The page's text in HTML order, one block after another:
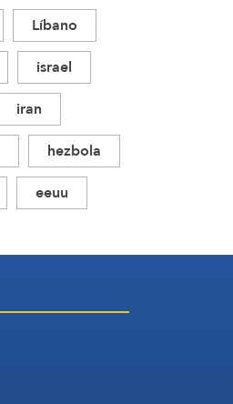
Líbano
israel
iran
hezbola
eeuu